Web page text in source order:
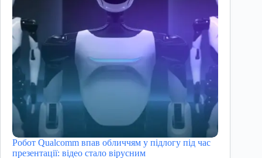
Робот Qualcomm впав обличчям у підлогу під час
презентації: відео стало вірусним